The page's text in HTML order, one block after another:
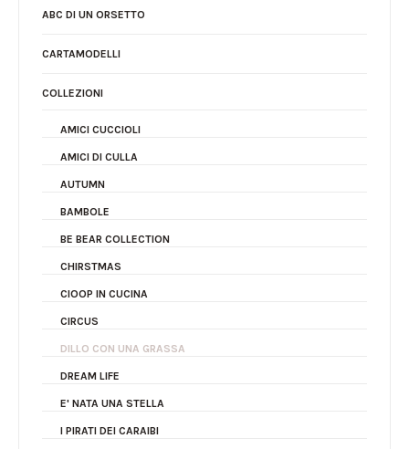
ABC DI UN ORSETTO
CARTAMODELLI
COLLEZIONI
AMICI CUCCIOLI
AMICI DI CULLA
AUTUMN
BAMBOLE
BE BEAR COLLECTION
CHIRSTMAS
CIOOP IN CUCINA
CIRCUS
DILLO CON UNA GRASSA
DREAM LIFE
E' NATA UNA STELLA
I PIRATI DEI CARAIBI